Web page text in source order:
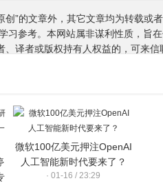
创”的文章外，其它文章均为转载
习参考。本网站属非谋利性质，旨
、译者或版权持有人权益的，可来
微软100亿美元押注OpenAI
人工智能新时代要来了？
· 01-16 / 23:29